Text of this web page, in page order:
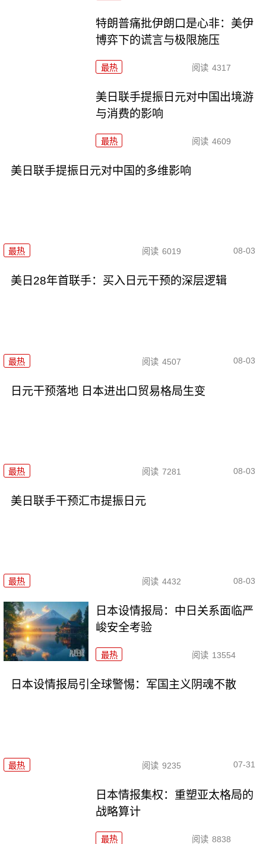
特朗普痛批伊朗口是心非：美伊
博弈下的谎言与极限施压
最热 阅读 4317
美日联手提振日元对中国出境游
与消费的影响
最热 阅读 4609
美日联手提振日元对中国的多维影响
最热 阅读 6019 08-03
美日28年首联手：买入日元干预的深层逻辑
最热 阅读 4507 08-03
日元干预落地 日本进出口贸易格局生变
最热 阅读 7281 08-03
美日联手干预汇市提振日元
最热 阅读 4432 08-03
日本设情报局：中日关系面临严
峻安全考验
最热 阅读 13554
日本设情报局引全球警惕：军国主义阴魂不散
最热 阅读 9235 07-31
日本情报集权：重塑亚太格局的
战略算计
最热 阅读 8838